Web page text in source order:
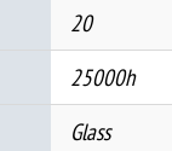
20
25000h
Glass